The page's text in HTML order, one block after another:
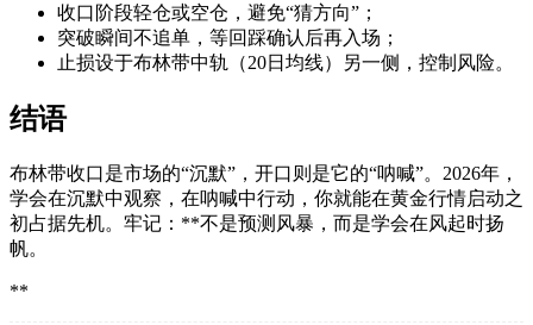
收口阶段轻仓或空仓，避免“猜方向”；
突破瞬间不追单，等回踩确认后再入场；
止损设于布林带中轨（20日均线）另一侧，控制风险。
结语
布林带收口是市场的“沉默”，开口则是它的“呐喊”。2026年，
学会在沉默中观察，在呐喊中行动，你就能在黄金行情启动之
初占据先机。牢记：**不是预测风暴，而是学会在风起时扬
帆。
**